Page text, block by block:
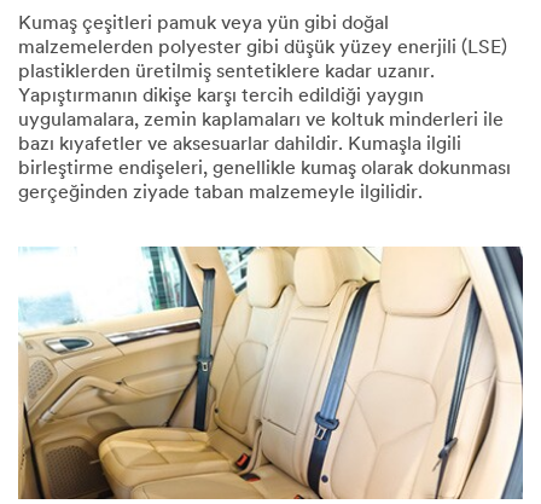
tıklayınız.
Bülteni
nize üye
olmak ve
ticari
elektronik
gönderim
onay
veriyoru
m.
MESAJ
GÖNDER
An
Kumaş çeşitleri pamuk veya yün gibi doğal
malzemelerden polyester gibi düşük yüzey enerjili (LSE)
plastiklerden üretilmiş sentetiklere kadar uzanır.
Yapıştırmanın dikişe karşı tercih edildiği yaygın
uygulamalara, zemin kaplamaları ve koltuk minderleri ile
bazı kıyafetler ve aksesuarlar dahildir. Kumaşla ilgili
birleştirme endişeleri, genellikle kumaş olarak dokunması
gerçeğinden ziyade taban malzemeyle ilgilidir.